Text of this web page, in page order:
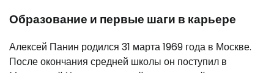
Образование и первые шаги в карьере
Алексей Панин родился 31 марта 1969 года в Москве.
После окончания средней школы он поступил в